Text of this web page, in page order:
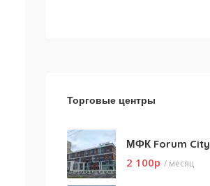
Торговые центры
МФК Forum City
2 100p / месяц